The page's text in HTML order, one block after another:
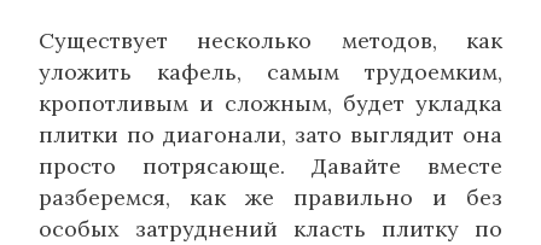
Существует несколько методов, как
уложить кафель, самым трудоемким,
кропотливым и сложным, будет укладка
плитки по диагонали, зато выглядит она
просто потрясающе. Давайте вместе
разберемся, как же правильно и без
особых затруднений класть плитку по